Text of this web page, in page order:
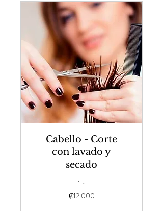
Cabello - Corte
con lavado y
secado
1 h
₡12 000